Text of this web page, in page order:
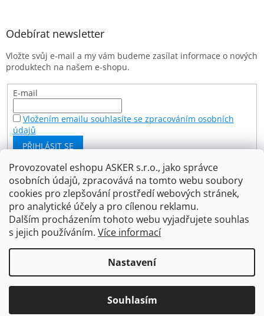
Provozovatel eshopu ASKER s.r.o., jako správce
osobních údajů, zpracovává na tomto webu soubory
cookies pro zlepšování prostředí webových stránek,
pro analytické účely a pro cílenou reklamu.
Dalším procházením tohoto webu vyjadřujete souhlas
s jejich používáním. Více informací
Nastavení
Souhlasím
Odebírat newsletter
Vložte svůj e-mail a my vám budeme zasílat informace o nových
produktech na našem e-shopu.
E-mail
Vložením emailu souhlasíte se zpracováním osobních
údajů
PŘIHLÁSIT SE
Facebook
Copyright 2026Asker s.r.o.. Všechna práva vyhrazena.
Upravit nastavení cookies